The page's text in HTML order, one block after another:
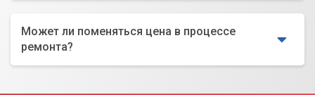
Может ли поменяться цена в процессе
ремонта?